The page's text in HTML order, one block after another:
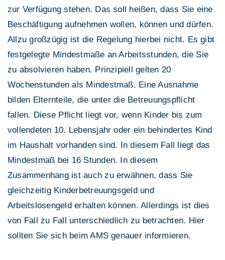
zur Verfügung stehen. Das soll heißen, dass Sie eine
Beschäftigung aufnehmen wollen, können und dürfen.
Allzu großzügig ist die Regelung hierbei nicht. Es gibt
festgelegte Mindestmaße an Arbeitsstunden, die Sie
zu absolvieren haben. Prinzipiell gelten 20
Wochenstunden als Mindestmaß. Eine Ausnahme
bilden Elternteile, die unter die Betreuungspflicht
fallen. Diese Pflicht liegt vor, wenn Kinder bis zum
vollendeten 10. Lebensjahr oder ein behindertes Kind
im Haushalt vorhanden sind. In diesem Fall liegt das
Mindestmaß bei 16 Stunden. In diesem
Zusammenhang ist auch zu erwähnen, dass Sie
gleichzeitig Kinderbetreuungsgeld und
Arbeitslosengeld erhalten können. Allerdings ist dies
von Fall zu Fall unterschiedlich zu betrachten. Hier
sollten Sie sich beim AMS genauer informieren.